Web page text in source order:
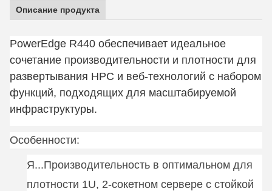
Описание продукта
PowerEdge R440 обеспечивает идеальное
сочетание производительности и плотности для
развертывания HPC и веб-технологий с набором
функций, подходящих для масштабируемой
инфраструктуры.
Особенности:
Я...Производительность в оптимальном для
плотности 1U, 2-сокетном сервере с стойкой